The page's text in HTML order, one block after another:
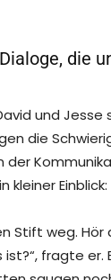
die
und
die
der
kleiner Einblick:
Stift weg. Hör
fragte er.